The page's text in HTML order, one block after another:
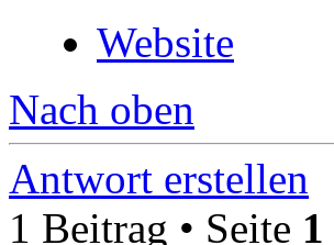
Website
Nach oben
Antwort erstellen
1 Beitrag • Seite 1